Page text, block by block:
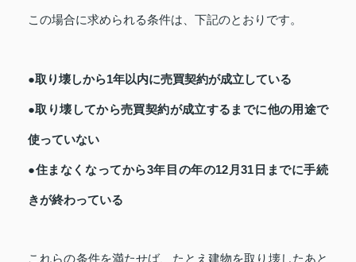
この場合に求められる条件は、下記のとおりです。
●取り壊しから1年以内に売買契約が成立している
●取り壊してから売買契約が成立するまでに他の用途で
使っていない
●住まなくなってから3年目の年の12月31日までに手続
きが終わっている
これらの条件を満たせば、たとえ建物を取り壊したあと